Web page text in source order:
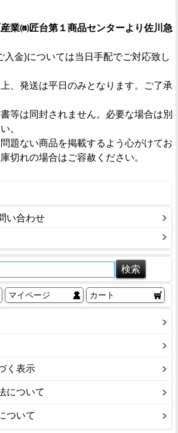
業㈱匠台第１商品センターより佐川急
入金)については当日手配でご対応致し
、発送は平日のみとなります。ご了承
等は同封されません。必要な場合は別
。
題ない商品を掲載するよう心がけてお
切れの場合はご容赦ください。
い合わせ
マイページ カート
く表示
について
ついて